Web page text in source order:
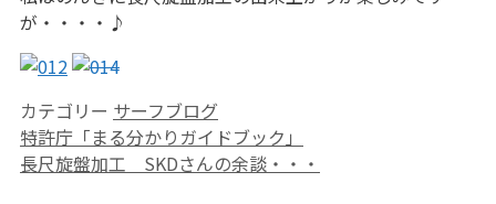
が・・・・♪
カテゴリー サーフブログ
特許庁「まる分かりガイドブック」
長尺旋盤加工 SKDさんの余談・・・